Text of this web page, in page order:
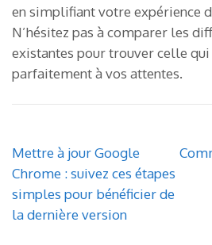
en simplifiant votre expérience
N’hésitez pas à comparer les
existantes pour trouver celle
parfaitement à vos attentes.
Navigation
de
l’article
Mettre à jour Google
Chrome : suivez ces étapes
simples pour bénéficier de
la dernière version